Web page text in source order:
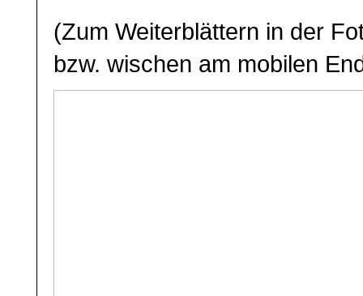
(Zum Weiterblättern in der
bzw. wischen am mobilen